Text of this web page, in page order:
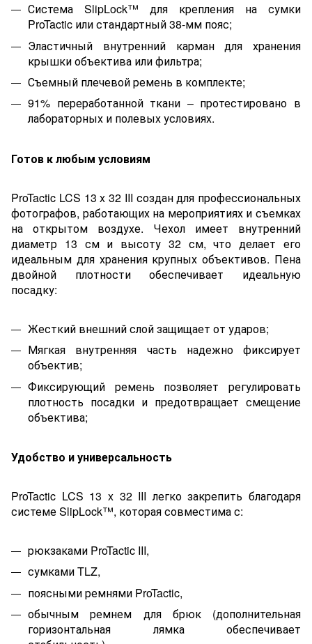
Система SlipLock™ для крепления на сумки
ProTactic или стандартный 38-мм пояс;
Эластичный внутренний карман для хранения
крышки объектива или фильтра;
Съемный плечевой ремень в комплекте;
91% переработанной ткани – протестировано в
лабораторных и полевых условиях.
Готов к любым условиям
ProTactic LCS 13 x 32 III создан для профессиональных
фотографов, работающих на мероприятиях и съемках
на открытом воздухе. Чехол имеет внутренний
диаметр 13 см и высоту 32 см, что делает его
идеальным для хранения крупных объективов. Пена
двойной плотности обеспечивает идеальную
посадку:
Жесткий внешний слой защищает от ударов;
Мягкая внутренняя часть надежно фиксирует
объектив;
Фиксирующий ремень позволяет регулировать
плотность посадки и предотвращает смещение
объектива;
Удобство и универсальность
ProTactic LCS 13 x 32 III легко закрепить благодаря
системе SlipLock™, которая совместима с:
рюкзаками ProTactic III,
сумками TLZ,
поясными ремнями ProTactic,
обычным ремнем для брюк (дополнительная
горизонтальная лямка обеспечивает